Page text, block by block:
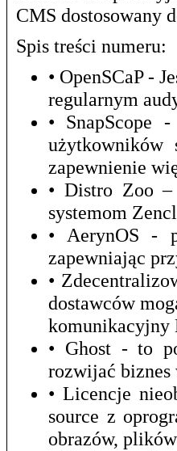
CMS dostosowany
Spis treści numeru:
• OpenSCaP -
regularnym
• SnapScope
użytkowników
zapewnienie
• Distro Zoo
systemom
• AerynOS -
zapewniając
•
dostawców
komunikacyjny
• Ghost - to
rozwijać biznes
• Licencje
source z
obrazów,